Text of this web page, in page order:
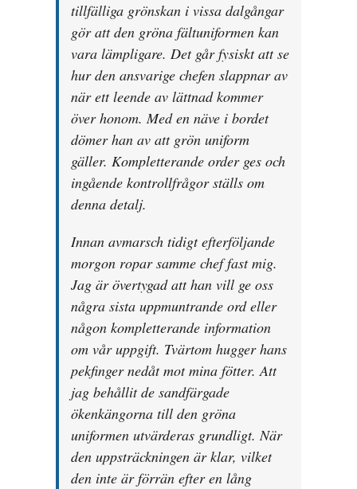
tillfälliga grönskan i vissa dalgångar
gör att den gröna fältuniformen kan
vara lämpligare. Det går fysiskt att se
hur den ansvarige chefen slappnar av
när ett leende av lättnad kommer
över honom. Med en näve i bordet
dömer han av att grön uniform
gäller. Kompletterande order ges och
ingående kontrollfrågor ställs om
denna detalj.
Innan avmarsch tidigt efterföljande
morgon ropar samme chef fast mig.
Jag är övertygad att han vill ge oss
några sista uppmuntrande ord eller
någon kompletterande information
om vår uppgift. Tvärtom hugger hans
pekfinger nedåt mot mina fötter. Att
jag behållit de sandfärgade
ökenkängorna till den gröna
uniformen utvärderas grundligt. När
den uppsträckningen är klar, vilket
den inte är förrän efter en lång